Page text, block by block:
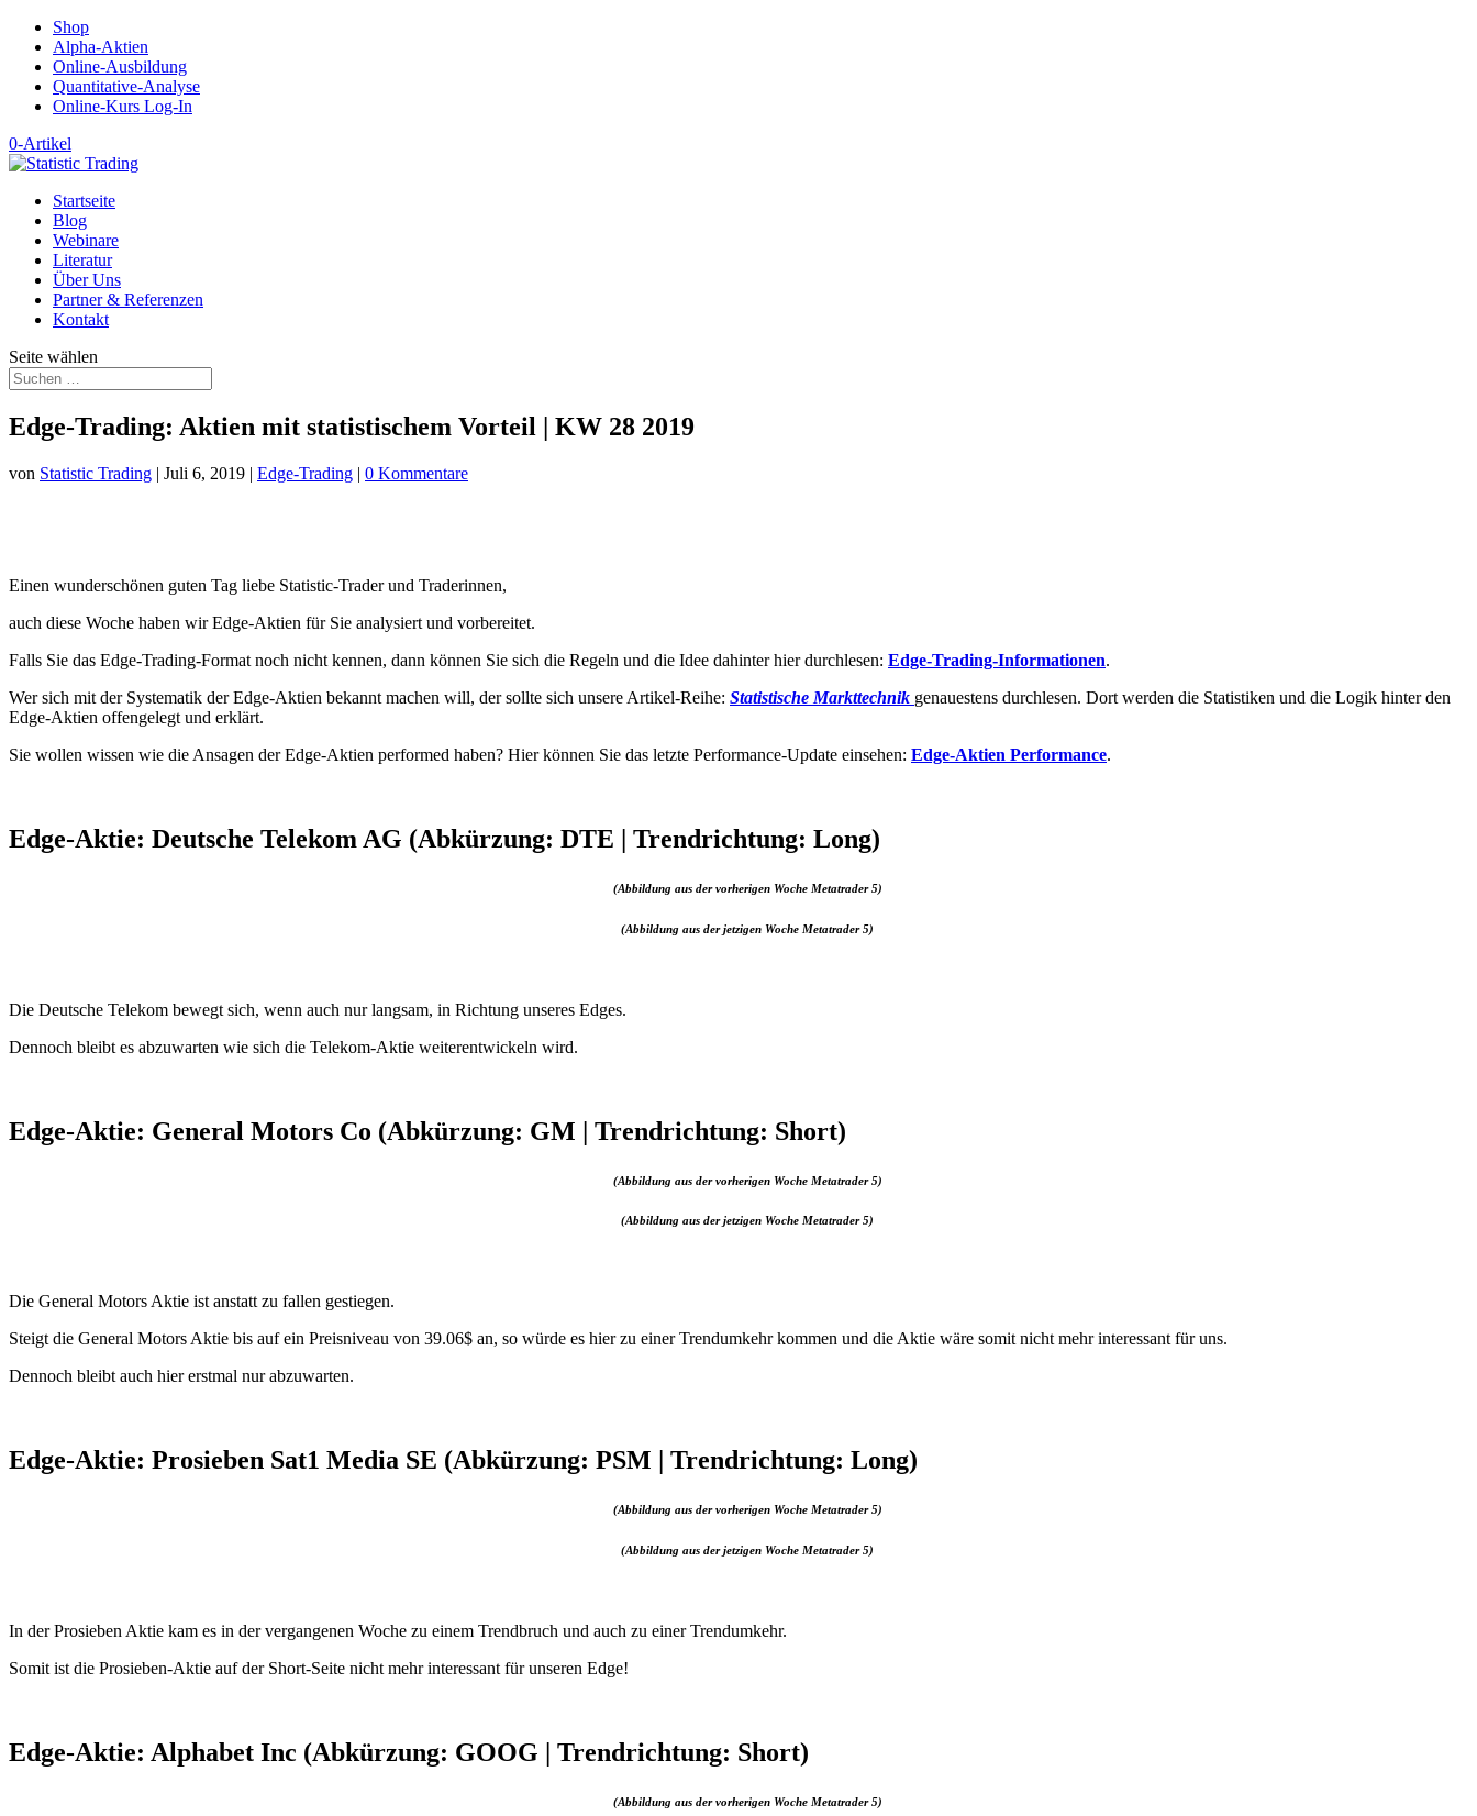
Shop
Alpha-Aktien
Online-Ausbildung
Quantitative-Analyse
Online-Kurs Log-In
0-Artikel
Startseite
Blog
Webinare
Literatur
Über Uns
Partner & Referenzen
Kontakt
Seite wählen
Edge-Trading: Aktien mit statistischem Vorteil | KW 28 2019
von Statistic Trading | Juli 6, 2019 | Edge-Trading | 0 Kommentare
Einen wunderschönen guten Tag liebe Statistic-Trader und Traderinnen,
auch diese Woche haben wir Edge-Aktien für Sie analysiert und vorbereitet.
Falls Sie das Edge-Trading-Format noch nicht kennen, dann können Sie sich die Regeln und die Idee dahinter hier durchlesen: Edge-Trading-Informationen.
Wer sich mit der Systematik der Edge-Aktien bekannt machen will, der sollte sich unsere Artikel-Reihe: Statistische Markttechnik genauestens durchlesen. Dort werden die Statistiken und die Logik hinter den
Edge-Aktien offengelegt und erklärt.
Sie wollen wissen wie die Ansagen der Edge-Aktien performed haben? Hier können Sie das letzte Performance-Update einsehen: Edge-Aktien Performance.
Edge-Aktie: Deutsche Telekom AG (Abkürzung: DTE | Trendrichtung: Long)
(Abbildung aus der vorherigen Woche Metatrader 5)
(Abbildung aus der jetzigen Woche Metatrader 5)
Die Deutsche Telekom bewegt sich, wenn auch nur langsam, in Richtung unseres Edges.
Dennoch bleibt es abzuwarten wie sich die Telekom-Aktie weiterentwickeln wird.
Edge-Aktie: General Motors Co (Abkürzung: GM | Trendrichtung: Short)
(Abbildung aus der vorherigen Woche Metatrader 5)
(Abbildung aus der jetzigen Woche Metatrader 5)
Die General Motors Aktie ist anstatt zu fallen gestiegen.
Steigt die General Motors Aktie bis auf ein Preisniveau von 39.06$ an, so würde es hier zu einer Trendumkehr kommen und die Aktie wäre somit nicht mehr interessant für uns.
Dennoch bleibt auch hier erstmal nur abzuwarten.
Edge-Aktie: Prosieben Sat1 Media SE (Abkürzung: PSM | Trendrichtung: Long)
(Abbildung aus der vorherigen Woche Metatrader 5)
(Abbildung aus der jetzigen Woche Metatrader 5)
In der Prosieben Aktie kam es in der vergangenen Woche zu einem Trendbruch und auch zu einer Trendumkehr.
Somit ist die Prosieben-Aktie auf der Short-Seite nicht mehr interessant für unseren Edge!
Edge-Aktie: Alphabet Inc (Abkürzung: GOOG | Trendrichtung: Short)
(Abbildung aus der vorherigen Woche Metatrader 5)